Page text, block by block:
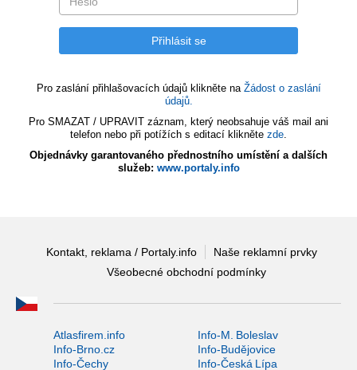
Pro zaslání přihlašovacích údajů klikněte na Žádost o zaslání
údajů.
Pro SMAZAT / UPRAVIT záznam, který neobsahuje váš mail ani
telefon nebo při potížích s editací klikněte zde.
Objednávky garantovaného přednostního umístění a dalších
služeb: www.portaly.info
Kontakt, reklama / Portaly.info
Naše reklamní prvky
Všeobecné obchodní podmínky
Atlasfirem.info
Info-M. Boleslav
Info-Brno.cz
Info-Budějovice
Info-Čechy
Info-Česká Lípa